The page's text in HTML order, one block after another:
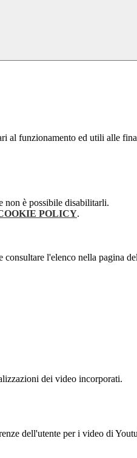
al funzionamento ed utili alle
non è possibile disabilitarli.
POLICY.
l'elenco nella pagina
dei video incorporati.
dell'utente per i video di